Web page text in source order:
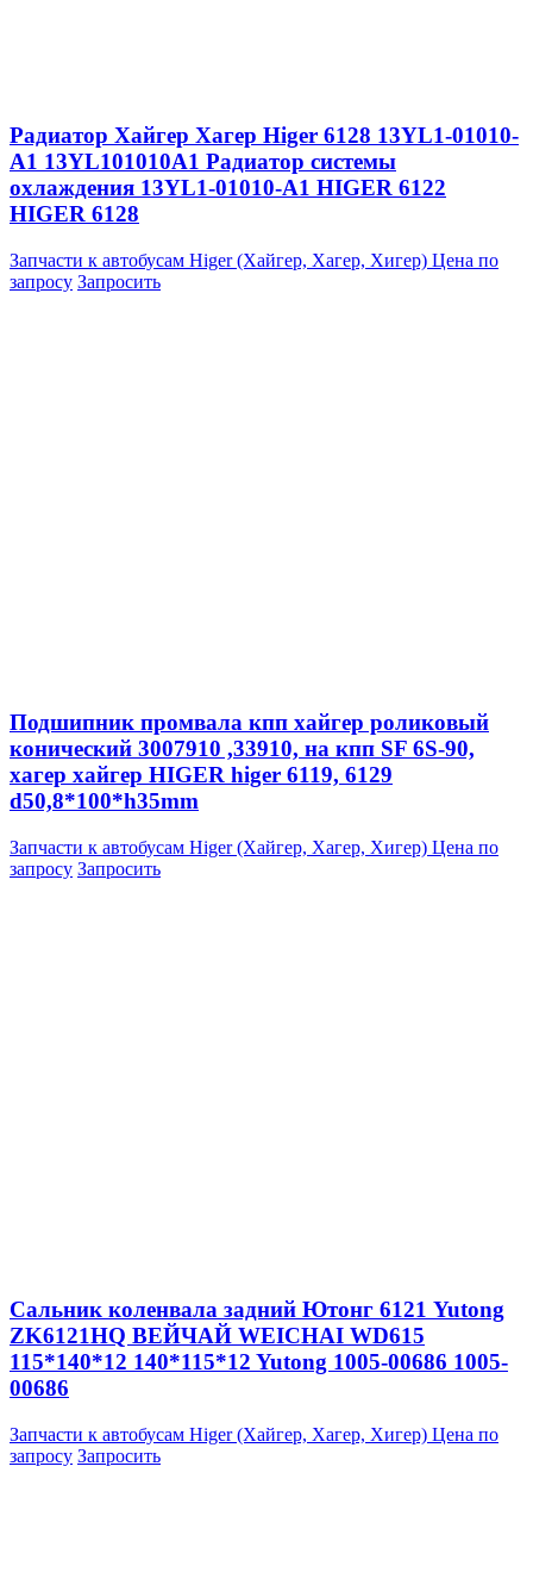
Радиатор Хайгер Хагер Higer 6128 13YL1-01010-
A1 13YL101010A1 Радиатор системы
охлаждения 13YL1-01010-A1 HIGER 6122
HIGER 6128
Запчасти к автобусам Higer (Хайгер, Хагер, Хигер) Цена по
запросу Запросить
Подшипник промвала кпп хайгер роликовый
конический 3007910 ,33910, на кпп SF 6S-90,
хагер хайгер HIGER higer 6119, 6129
d50,8*100*h35mm
Запчасти к автобусам Higer (Хайгер, Хагер, Хигер) Цена по
запросу Запросить
Сальник коленвала задний Ютонг 6121 Yutong
ZK6121HQ ВЕЙЧАЙ WEICHAI WD615
115*140*12 140*115*12 Yutong 1005-00686 1005-
00686
Запчасти к автобусам Higer (Хайгер, Хагер, Хигер) Цена по
запросу Запросить